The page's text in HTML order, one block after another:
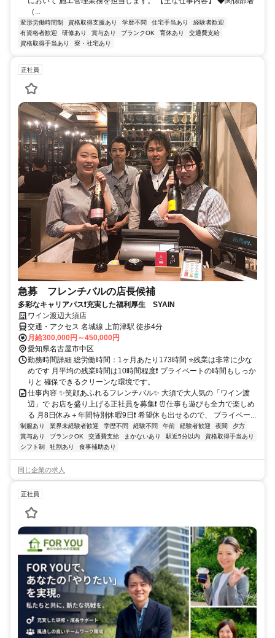
（...
変形労働時間制 資格取得支援あり 学歴不問 住宅手当あり
経験者歓迎
有資格者歓迎
研修あり 賞与あり ブランクOK 育休あり
交通費支給
資格取得手当あり
寮・社宅あり
正社員
急募 フレンチバルの店長候補
多彩なキャリアパス❗充実した福利厚生 SYAIN
ワイン渡辺大須店
交通・アクセス 名城線 上前津駅 徒歩4分
月給300,000円～450,000円
愛知県名古屋市中区
勤務時間詳細 総労働時間：1ヶ月あたり173時間 ⭐残業は非常に少な
めです 月平均の残業時間は10時間程度❗ プライベートの時間もしっか
りと 確保できるクリーンな環境です。
仕事内容 ✨笑顔あふれるフレンチバル✨ 大須で大人気の「ワイン渡
辺」で お店を盛り上げる正社員を募集❗ ⏰仕事も遊びも全力で楽しめ
る 月8日休み＋年間特別休暇9日❗ 希望休も出せるので、 プライベー...
制服あり 業界未経験者歓迎 学歴不問 経験不問 午前 経験者歓迎 夜間
夕方
賞与あり
ブランクOK 交通費支給 まかないあり 駅近5分以内
資格取得手当あり
シフト制
社割あり 食事補助あり
同じ企業の求人
正社員